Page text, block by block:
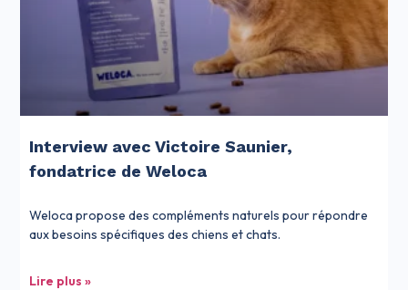
Interview avec Victoire Saunier,
fondatrice de Weloca
Weloca propose des compléments naturels pour répondre
aux besoins spécifiques des chiens et chats.
Lire plus »